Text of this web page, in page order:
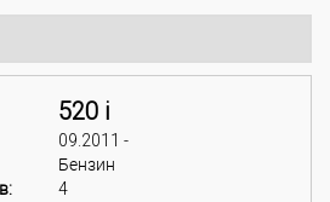
520 i
09.2011 -
Бензин
4